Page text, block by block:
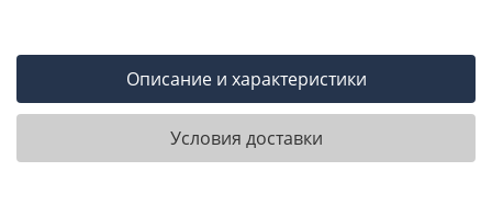
Описание и характеристики
Условия доставки